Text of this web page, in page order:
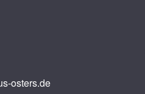
osters.de